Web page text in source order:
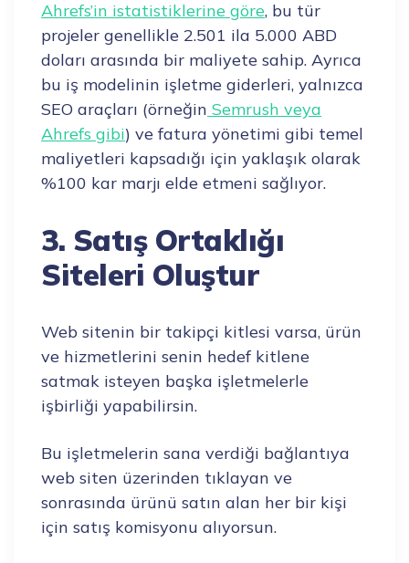
Ahrefs’in istatistiklerine göre, bu tür
projeler genellikle 2.501 ila 5.000 ABD
doları arasında bir maliyete sahip. Ayrıca
bu iş modelinin işletme giderleri, yalnızca
SEO araçları (örneğin Semrush veya
Ahrefs gibi) ve fatura yönetimi gibi temel
maliyetleri kapsadığı için yaklaşık olarak
%100 kar marjı elde etmeni sağlıyor.
3. Satış Ortaklığı
Siteleri Oluştur
Web sitenin bir takipçi kitlesi varsa, ürün
ve hizmetlerini senin hedef kitlene
satmak isteyen başka işletmelerle
işbirliği yapabilirsin.
Bu işletmelerin sana verdiği bağlantıya
web siten üzerinden tıklayan ve
sonrasında ürünü satın alan her bir kişi
için satış komisyonu alıyorsun.